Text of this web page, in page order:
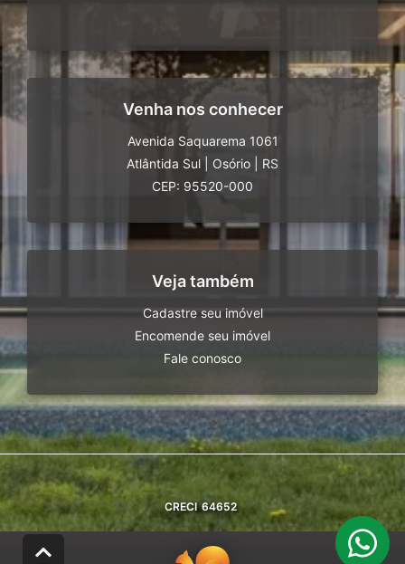
Venha nos conhecer
Avenida Saquarema 1061
Atlântida Sul
Osório
RS
CEP: 95520-000
Veja também
Cadastre seu imóvel
Encomende seu imóvel
Fale conosco
CRECI 64652